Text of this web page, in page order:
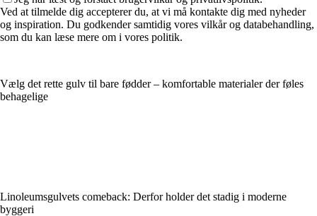
Ved at tilmelde dig accepterer du, at vi må kontakte dig med nyheder
og inspiration. Du godkender samtidig vores vilkår og databehandling,
som du kan læse mere om i vores politik.
Vælg det rette gulv til bare fødder – komfortable materialer der føles
behagelige
Linoleumsgulvets comeback: Derfor holder det stadig i moderne
byggeri